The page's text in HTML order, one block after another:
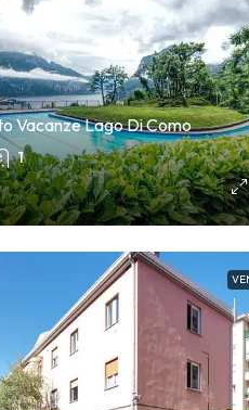
Vacanze Lago Di Como
1
Con
109,000€
Bilocale Con
Via Strabone, 29,
3 49
APPARTAMENTO